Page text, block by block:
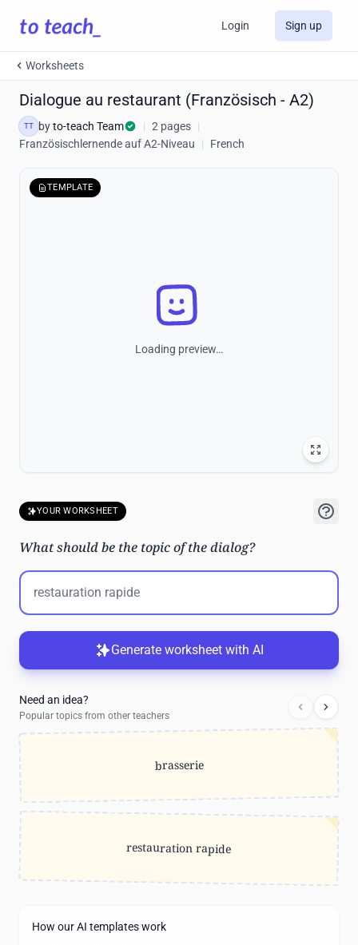
Login Sign up
Worksheets
Dialogue au restaurant (Französisch - A2)
TT byto-teach Team | 2 pages |
Französischlernende auf A2-Niveau
| French
TEMPLATE
Loading preview…
YOUR WORKSHEET
What should be the topic of the dialog?
Generate worksheet with AI
Need an idea?
Popular topics from other teachers
brasserie
restauration rapide
How our AI templates work